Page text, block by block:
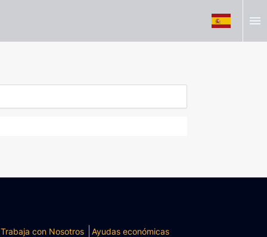
menu
Trabaja con Nosotros Ayudas económicas